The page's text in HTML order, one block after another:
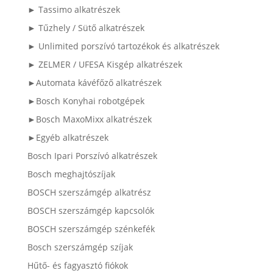
► Tassimo alkatrészek
► Tűzhely / Sütő alkatrészek
► Unlimited porszívó tartozékok és alkatrészek
► ZELMER / UFESA Kisgép alkatrészek
►Automata kávéfőző alkatrészek
►Bosch Konyhai robotgépek
►Bosch MaxoMixx alkatrészek
►Egyéb alkatrészek
Bosch Ipari Porszívó alkatrészek
Bosch meghajtószíjak
BOSCH szerszámgép alkatrész
BOSCH szerszámgép kapcsolók
BOSCH szerszámgép szénkefék
Bosch szerszámgép szíjak
Hűtő- és fagyasztó fiókok